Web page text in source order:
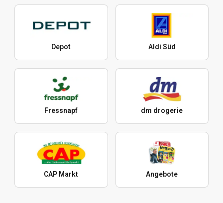
Depot Aldi Süd
Fressnapf dm drogerie
CAP Markt Angebote